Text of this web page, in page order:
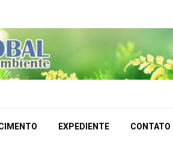
EXPEDIENTE CONTATO